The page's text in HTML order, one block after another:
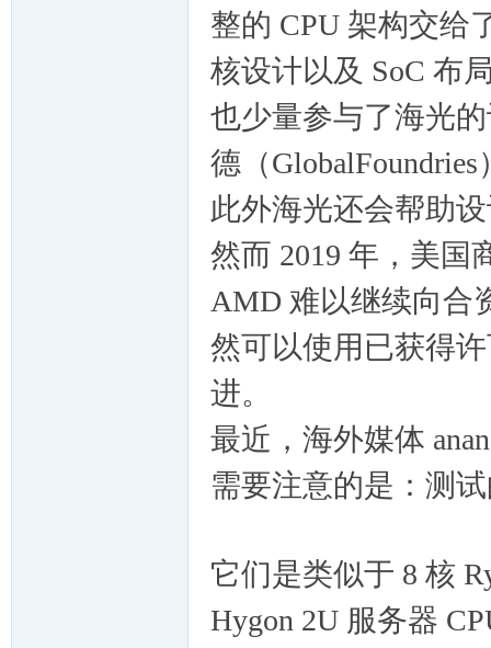
整的 CPU 架构交给
核设计以及 SoC 布
也少量参与了海光
德（
此外海光还会帮助
然而 2019 年，美国
AMD 难以继续向合
然可以使用已获得
进。
最近，海外媒体
需要注意的是：测
它们是类似于 8 核
Hygon 2U 服务器